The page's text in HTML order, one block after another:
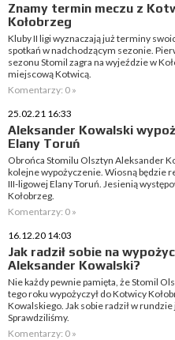
Znamy termin meczu z
Kołobrzeg
Kluby II ligi wyznaczają już terminy
spotkań w nadchodzącym sezonie.
sezonu Stomil zagra na wyjeździe w
miejscową Kotwicą.
Komentarzy: 0 »
25.02.21 16:33
Aleksander Kowalski
Elany Toruń
Obrońca Stomilu Olsztyn Aleksander
kolejne wypożyczenie. Wiosną będzie
III-ligowej Elany Toruń. Jesienią
Kołobrzeg.
Komentarzy: 0 »
16.12.20 14:03
Jak radził sobie na
Aleksander Kowalski?
Nie każdy pewnie pamięta, że Stomil
tego roku wypożyczył do Kotwicy
Kowalskiego. Jak sobie radził w
Sprawdziliśmy.
Komentarzy: 0 »